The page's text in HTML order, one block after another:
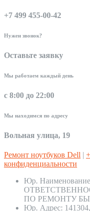
+7 499 455-00-42
Нужен звонок?
Оставьте заявку
Мы работаем каждый день
с 8:00 до 22:00
Мы находимся по адресу
Вольная улица, 19
Ремонт ноутбуков Dell |
конфиденциальности
Юр.
ПО РЕМОНТУ
Юр. Адрес: